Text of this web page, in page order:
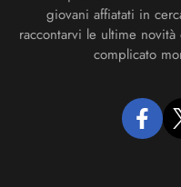
giovani affiatati in
raccontarvi le ultime
complicato